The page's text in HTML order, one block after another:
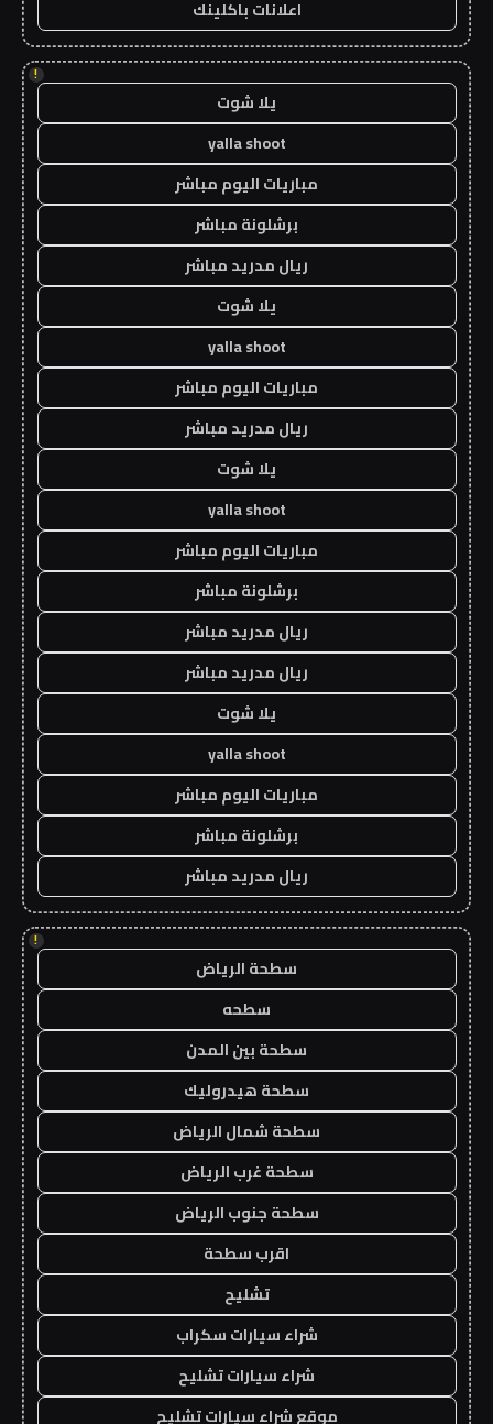
اعلانات باكلينك
!
يلا شوت
yalla shoot
مباريات اليوم مباشر
برشلونة مباشر
ريال مدريد مباشر
يلا شوت
yalla shoot
مباريات اليوم مباشر
ريال مدريد مباشر
يلا شوت
yalla shoot
مباريات اليوم مباشر
برشلونة مباشر
ريال مدريد مباشر
ريال مدريد مباشر
يلا شوت
yalla shoot
مباريات اليوم مباشر
برشلونة مباشر
ريال مدريد مباشر
!
سطحة الرياض
سطحه
سطحة بين المدن
سطحة هيدروليك
سطحة شمال الرياض
سطحة غرب الرياض
سطحة جنوب الرياض
اقرب سطحة
تشليح
شراء سيارات سكراب
شراء سيارات تشليح
موقع شراء سيارات تشليح